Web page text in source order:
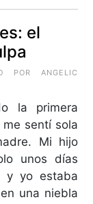
el
POR ANGELIC
la primera
me sentí sola
Mi hijo
unos días
y yo estaba
una niebla